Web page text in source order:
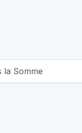
la Somme